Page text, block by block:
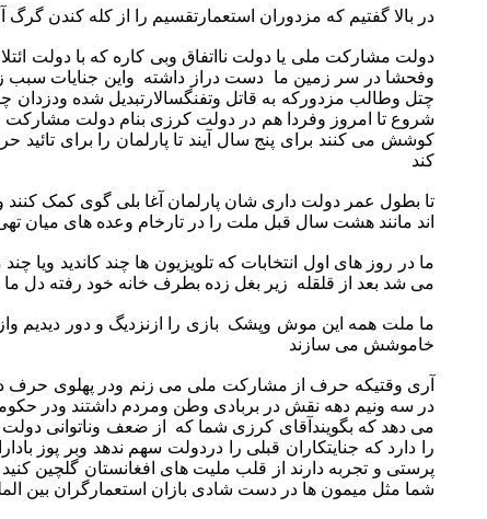
در بالا گفتیم که مزدوران استعمارتقسیم را از کله کندن
دولت مشارکت ملی یا دولت نااتفاق وبی کاره که با
وفحشا در سر زمین ما دست دراز داشته واین جنایات سبب
چتل وطالب مزدورکه به قاتل وتفنگسالارتبدیل شده ودزدان
شروع تا امروز وفردا هم در دولت کرزی بنام دولت مشارکت
کوشش می کنند برای پنج سال آیند تا پارلمان را برای
کند
تا بطول عمر دولت داری شان پارلمان آغا بلی گوی کمک کنند
اند مانند هشت سال قبل ملت را در تارخام وعده های میان
ما در روز های اول انتخابات که تلویزیون ها چند کاندید
می شد بعد از قلقله زیر بغل زده بطرف خانه خود رفته دل
ما ملت همه این موش وپشک بازی را ازنزدیگ و دور دیدیم
خاموشش می سازند
آری وقتیکه حرف از مشارکت ملی می زنم ودر پهلوی حرف
در سه ونیم دهه نقش در بربادی وطن ومردم داشتند ودر
می دهد که بگویندآقای کرزی شما که از ضعف وناتوانی دولت
را دارد که جنایتکاران قبلی را دردولت سهم ندهد وبر پوز
پرستی و تجربه دارند از قلب ملیت های افغانستان گلچین
شما مثل میمون ها در دست شادی بازان استعمارگران بین